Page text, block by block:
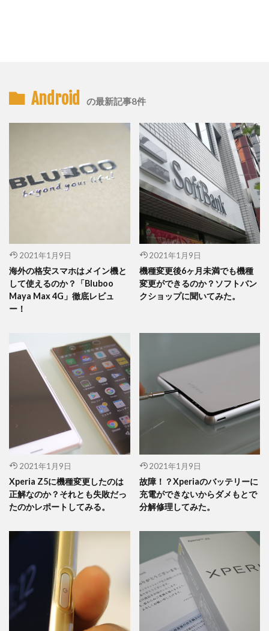
Android の最新記事8件
2021年1月9日
海外の格安スマホはメイン機と
して使えるのか？「Bluboo
Maya Max 4G」徹底レビュ
ー！
2021年1月9日
機種変更後6ヶ月未満でも機種
変更ができるのか？ソフトバン
クショップに聞いてみた。
2021年1月9日
Xperia Z5に機種変更したのは
正解なのか？それとも失敗だっ
たのかレポートしてみる。
2021年1月9日
故障！？Xperiaのバッテリーに
充電ができないからダメもとで
分解修理してみた。